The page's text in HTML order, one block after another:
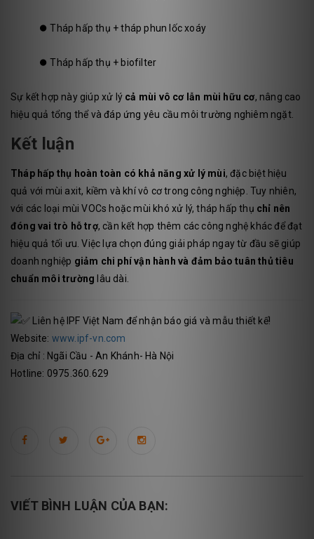
⏺️Tháp hấp thụ + tháp phun lốc xoáy
⏺️Tháp hấp thụ + biofilter
Sự kết hợp này giúp xử lý cả mùi vô cơ lẫn mùi hữu cơ, nâng cao
hiệu quả tổng thể và đáp ứng yêu cầu môi trường nghiêm ngặt.
Kết luận
Tháp hấp thụ hoàn toàn có khả năng xử lý mùi, đặc biệt hiệu
quả với mùi axit, kiềm và khí vô cơ trong công nghiệp. Tuy nhiên,
với các loại mùi VOCs hoặc mùi khó xử lý, tháp hấp thụ chỉ nên
đóng vai trò hỗ trợ, cần kết hợp thêm các công nghệ khác để đạt
hiệu quả tối ưu. Việc lựa chọn đúng giải pháp ngay từ đầu sẽ giúp
doanh nghiệp giảm chi phí vận hành và đảm bảo tuân thủ tiêu
chuẩn môi trường lâu dài.
Liên hệ IPF Việt Nam để nhận báo giá và mẫu thiết kế!
Website: www.ipf-vn.com
Địa chỉ : Ngãi Cầu - An Khánh- Hà Nội
Hotline: 0975.360.629
VIẾT BÌNH LUẬN CỦA BẠN: